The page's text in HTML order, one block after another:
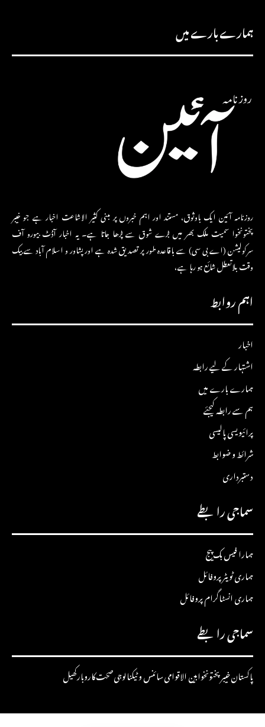
ہمارے بارے میں
روزنامہ آئین ایک باوثوق، مستند اور اہم خبروں پر مبنی کثیر الاشاعت اخبار ہے جو خیبر
پختونخوا سمیت ملک بھر میں بڑے شوق سے پڑھا جاتا ہے۔ یہ اخبار آڈٹ بیورو آف
سرکولیشن (اے بی سی) سے باقاعدہ طور پر تصدیق شدہ ہے اور پشاور و اسلام آباد سے بیک
وقت بلاتعطل شائع ہو رہا ہے،
اہم روابط
اخبار
اشتہار کے لیے رابطہ
ہمارے بارے میں
ہم سے رابطہ کیجئے
پرائیویسی پالیسی
شرائط و ضوابط
دستبرداری
سماجی رابطے
ہمارا فیس بک پیج
ہماری ٹویٹر پروفائل
ہماری انسٹاگرام پروفائل
سماجی رابطے
پاکستانخیبرپختونخوابین الاقوامیسائنس و ٹیکنالوجیصحتکاروبارکھیل